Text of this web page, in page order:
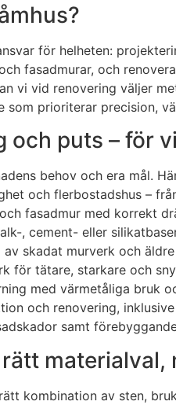
för helheten:
fasadmurar, och
vi vid renovering väljer
som prioriterar precision,
och puts – för
behov och era mål.
och flerbostadshus –
fasadmur med korrekt
, cement- eller
skadat murverk och
för tätare, starkare och
med värmetåliga bruk
och renovering,
samt
kombination av sten,